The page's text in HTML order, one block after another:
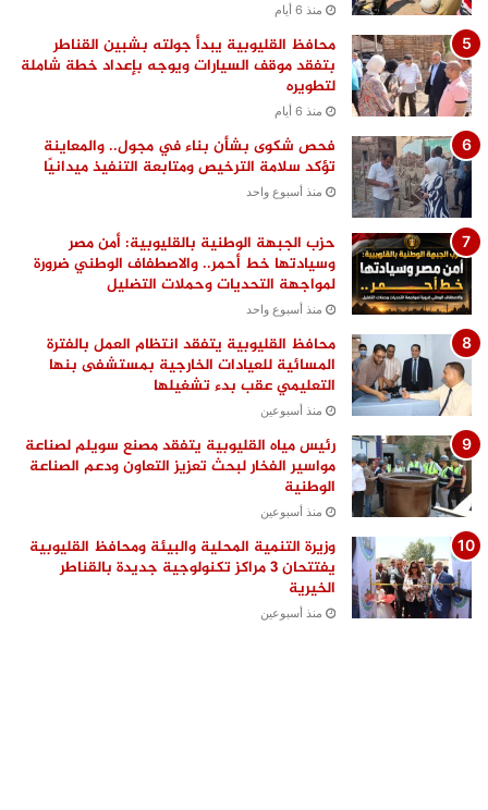
منذ 6 أيام
محافظ القليوبية يبدأ جولته بشبين القناطر
بتفقد موقف السيارات ويوجه بإعداد خطة شاملة
لتطويره
منذ 6 أيام
فحص شكوى بشأن بناء في مجول.. والمعاينة
تؤكد سلامة الترخيص ومتابعة التنفيذ ميدانيًا
منذ أسبوع واحد
حزب الجبهة الوطنية بالقليوبية: أمن مصر
وسيادتها خط أحمر.. والاصطفاف الوطني ضرورة
لمواجهة التحديات وحملات التضليل
منذ أسبوع واحد
محافظ القليوبية يتفقد انتظام العمل بالفترة
المسائية للعيادات الخارجية بمستشفى بنها
التعليمي عقب بدء تشغيلها
منذ أسبوعين
رئيس مياه القليوبية يتفقد مصنع سويلم لصناعة
مواسير الفخار لبحث تعزيز التعاون ودعم الصناعة
الوطنية
منذ أسبوعين
وزيرة التنمية المحلية والبيئة ومحافظ القليوبية
يفتتحان 3 مراكز تكنولوجية جديدة بالقناطر
الخيرية
منذ أسبوعين